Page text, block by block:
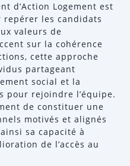
d’Action Logement est
repérer les candidats
valeurs de
sur la cohérence
cette approche
partageant
social et la
pour rejoindre l’équipe.
de constituer une
motivés et alignés
sa capacité à
de l’accès au